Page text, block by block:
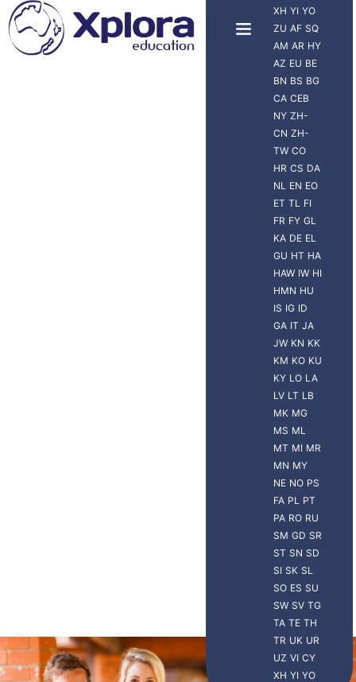
XH YI YO
ZU AF SQ
AM AR HY
AZ EU BE
BN BS BG
CA CEB
NY ZH-
CN ZH-
TW CO
HR CS DA
NL EN EO
ET TL FI
FR FY GL
KA DE EL
GU HT HA
HAW IW HI
HMN HU
IS IG ID
GA IT JA
JW KN KK
KM KO KU
KY LO LA
LV LT LB
MK MG
MS ML
MT MI MR
MN MY
NE NO PS
FA PL PT
PA RO RU
SM GD SR
ST SN SD
SI SK SL
SO ES SU
SW SV TG
TA TE TH
TR UK UR
UZ VI CY
XH YI YO